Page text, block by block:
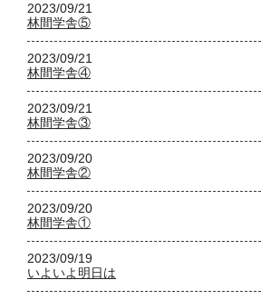
2023/09/21
林間学舎⑤
2023/09/21
林間学舎④
2023/09/21
林間学舎③
2023/09/20
林間学舎②
2023/09/20
林間学舎①
2023/09/19
いよいよ明日は